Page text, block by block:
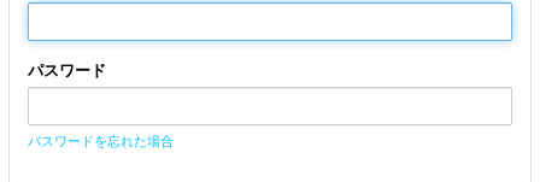
パスワード
パスワードを忘れた場合